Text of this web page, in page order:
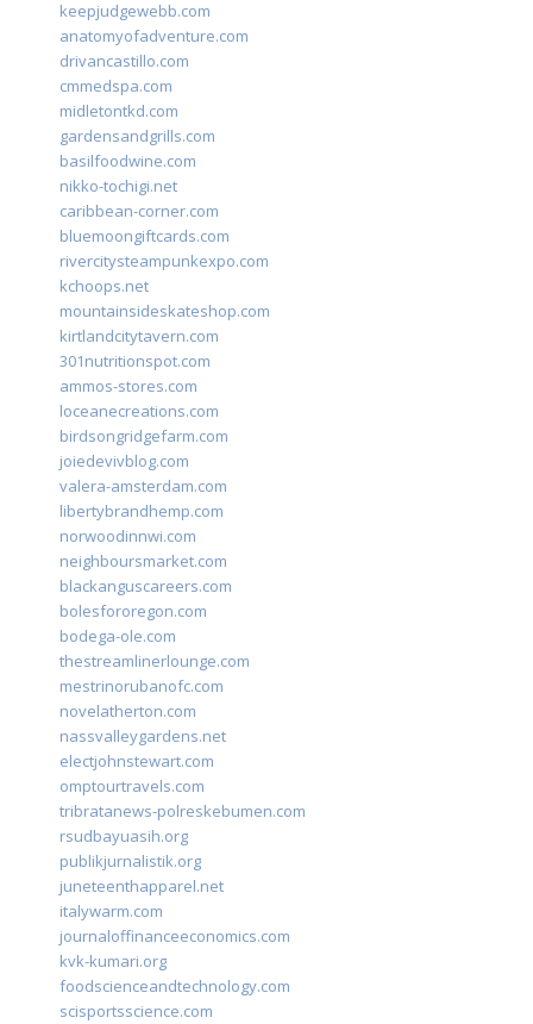
keepjudgewebb.com
anatomyofadventure.com
drivancastillo.com
cmmedspa.com
midletontkd.com
gardensandgrills.com
basilfoodwine.com
nikko-tochigi.net
caribbean-corner.com
bluemoongiftcards.com
rivercitysteampunkexpo.com
kchoops.net
mountainsideskateshop.com
kirtlandcitytavern.com
301nutritionspot.com
ammos-stores.com
loceanecreations.com
birdsongridgefarm.com
joiedevivblog.com
valera-amsterdam.com
libertybrandhemp.com
norwoodinnwi.com
neighboursmarket.com
blackanguscareers.com
bolesfororegon.com
bodega-ole.com
thestreamlinerlounge.com
mestrinorubanofc.com
novelatherton.com
nassvalleygardens.net
electjohnstewart.com
omptourtravels.com
tribratanews-polreskebumen.com
rsudbayuasih.org
publikjurnalistik.org
juneteenthapparel.net
italywarm.com
journaloffinanceeconomics.com
kvk-kumari.org
foodscienceandtechnology.com
scisportsscience.com